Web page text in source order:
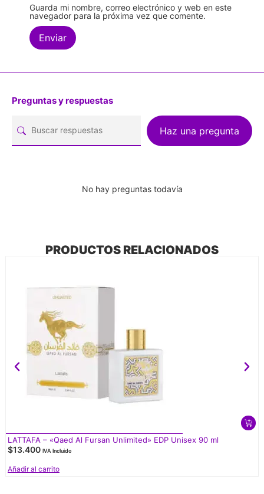
Guarda mi nombre, correo electrónico y web en este
navegador para la próxima vez que comente.
Preguntas y respuestas
Haz una pregunta
No hay preguntas todavía
PRODUCTOS RELACIONADOS
LATTAFA – «Qaed Al Fursan Unlimited» EDP Unisex 90 ml
$13.400 IVA Incluido
Añadir al carrito